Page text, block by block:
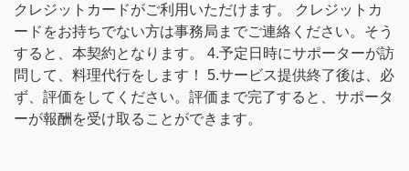
クレジットカードがご利用いただけます。 クレジットカ
ードをお持ちでない方は事務局までご連絡ください。そう
すると、本契約となります。 4.予定日時にサポーターが訪
問して、料理代行をします！ 5.サービス提供終了後は、必
ず、評価をしてください。評価まで完了すると、サポータ
ーが報酬を受け取ることができます。